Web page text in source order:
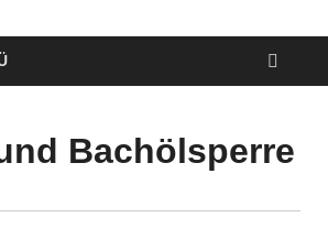
Bachölsperre